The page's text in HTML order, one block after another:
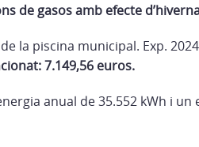
de gasos amb efecte
la piscina municipal. Exp.
7.149,56 euros.
anual de 35.552 kWh i un